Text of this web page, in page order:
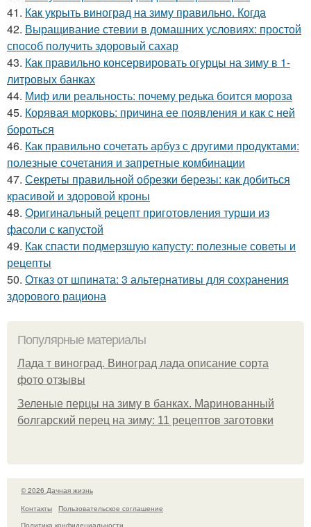
41. Как укрыть виноград на зиму правильно. Когда
42. Выращивание стевии в домашних условиях: простой
способ получить здоровый сахар
43. Как правильно консервировать огурцы на зиму в 1-
литровых банках
44. Миф или реальность: почему редька боится мороза
45. Корявая морковь: причина ее появления и как с ней
бороться
46. Как правильно сочетать арбуз с другими продуктами:
полезные сочетания и запретные комбинации
47. Секреты правильной обрезки березы: как добиться
красивой и здоровой кроны
48. Оригинальный рецепт приготовления турши из
фасоли с капустой
49. Как спасти подмерзшую капусту: полезные советы и
рецепты
50. Отказ от шпината: 3 альтернативы для сохранения
здорового рациона
Популярные материалы
Лада т виноград. Виноград лада описание сорта
фото отзывы
Зеленые перцы на зиму в банках. Маринованный
болгарский перец на зиму: 11 рецептов заготовки
© 2026 Дачная жизнь
Контакты
Пользовательское соглашение